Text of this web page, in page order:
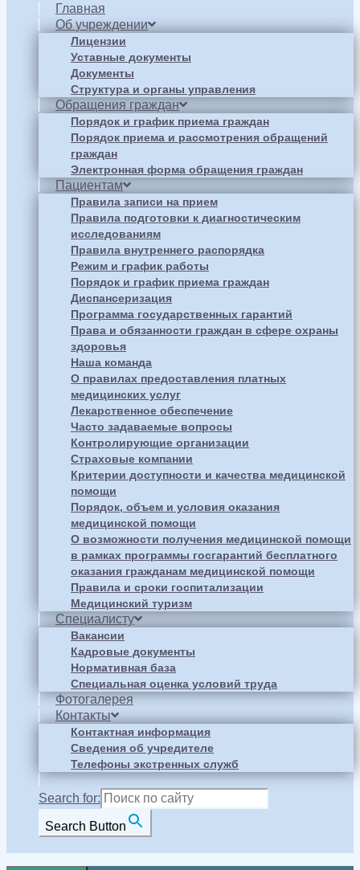
Главная
Об учреждении
Лицензии
Уставные документы
Документы
Структура и органы управления
Обращения граждан
Порядок и график приема граждан
Порядок приема и рассмотрения обращений
граждан
Электронная форма обращения граждан
Пациентам
Правила записи на прием
Правила подготовки к диагностическим
исследованиям
Правила внутреннего распорядка
Режим и график работы
Порядок и график приема граждан
Диспансеризация
Программа государственных гарантий
Права и обязанности граждан в сфере охраны
здоровья
Наша команда
О правилах предоставления платных
медицинских услуг
Лекарственное обеспечение
Часто задаваемые вопросы
Контролирующие организации
Страховые компании
Критерии доступности и качества медицинской
помощи
Порядок, объем и условия оказания
медицинской помощи
О возможности получения медицинской помощи
в рамках программы госгарантий бесплатного
оказания гражданам медицинской помощи
Правила и сроки госпитализации
Медицинский туризм
Специалисту
Вакансии
Кадровые документы
Нормативная база
Специальная оценка условий труда
Фотогалерея
Контакты
Контактная информация
Сведения об учредителе
Телефоны экстренных служб
Search for:
Search Button